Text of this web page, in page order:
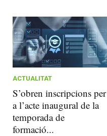
ACTUALITAT
S’obren inscripcions per
a l’acte inaugural de la
temporada de
formació...